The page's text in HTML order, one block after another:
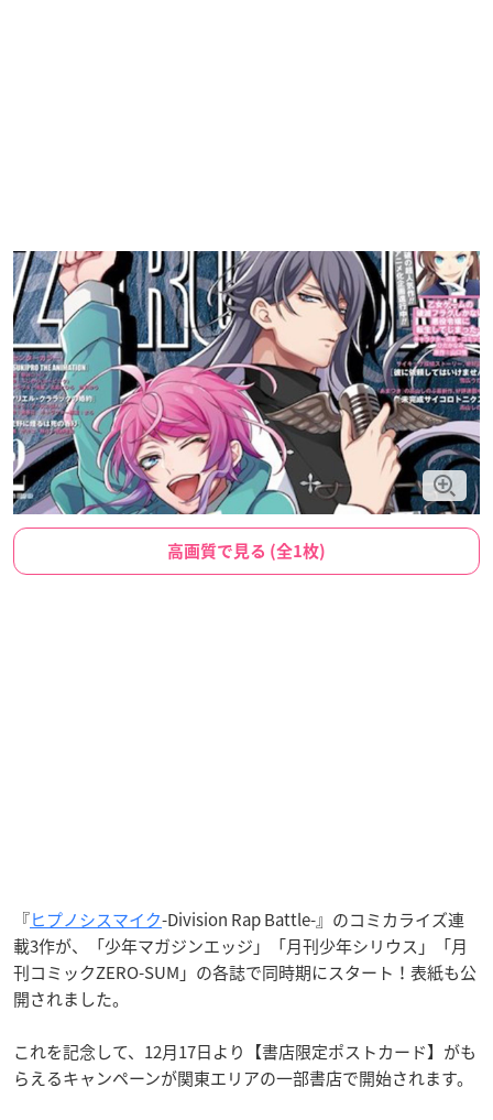
高画質で見る (全1枚)
『ヒプノシスマイク-Division Rap Battle-』のコミカライズ連
載3作が、「少年マガジンエッジ」「月刊少年シリウス」「月
刊コミックZERO-SUM」の各誌で同時期にスタート！表紙も公
開されました。
これを記念して、12月17日より【書店限定ポストカード】がも
らえるキャンペーンが関東エリアの一部書店で開始されます。